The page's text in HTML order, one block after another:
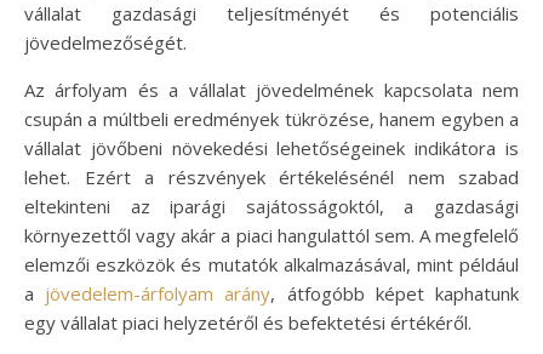
vállalat gazdasági teljesítményét és potenciális
jövedelmezőségét.
Az árfolyam és a vállalat jövedelmének kapcsolata nem
csupán a múltbeli eredmények tükrözése, hanem egyben a
vállalat jövőbeni növekedési lehetőségeinek indikátora is
lehet. Ezért a részvények értékelésénél nem szabad
eltekinteni az iparági sajátosságoktól, a gazdasági
környezettől vagy akár a piaci hangulattól sem. A megfelelő
elemzői eszközök és mutatók alkalmazásával, mint például
a jövedelem-árfolyam arány, átfogóbb képet kaphatunk
egy vállalat piaci helyzetéről és befektetési értékéről.